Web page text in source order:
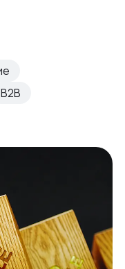
B2B